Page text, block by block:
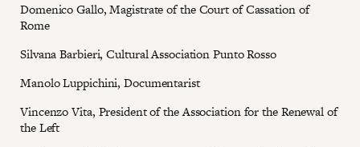
Domenico Gallo, Magistrate of the Court of Cassation of
Rome
Silvana Barbieri, Cultural Association Punto Rosso
Manolo Luppichini, Documentarist
Vincenzo Vita, President of the Association for the Renewal of
the Left